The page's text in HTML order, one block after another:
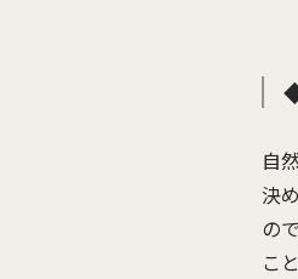
自
決
の
こ